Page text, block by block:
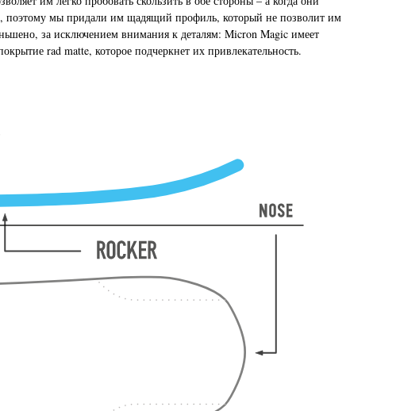
поэтому мы придали им щадящий профиль, который не позволит им
за исключением внимания к деталям: Micron Magic имеет
rad matte, которое подчеркнет их привлекательность.